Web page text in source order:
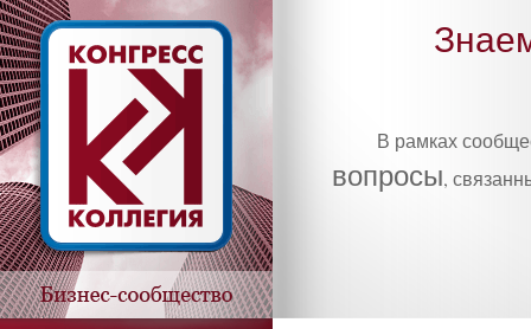
В рамках
вопросы,